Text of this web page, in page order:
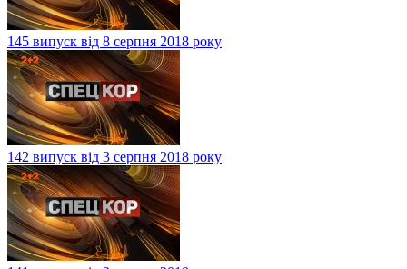
145 випуск від 8 серпня 2018 року
142 випуск від 3 серпня 2018 року